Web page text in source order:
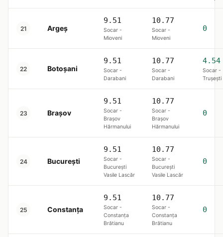
21 Argeș
9.51
Socar -
Mioveni
10.77
Socar -
Mioveni
0
22 Botoșani
9.51
Socar -
Darabani
10.77
Socar -
Darabani
4.54
Socar -
Trușești
23 Brașov
9.51
Socar -
Brașov
Hărmanului
10.77
Socar -
Brașov
Hărmanului
0
24 Bucureşti
9.51
Socar -
București
Vasile Lascăr
10.77
Socar -
București
Vasile Lascăr
0
25 Constanța
9.51
Socar -
Constanța
Brătianu
10.77
Socar -
Constanța
Brătianu
0